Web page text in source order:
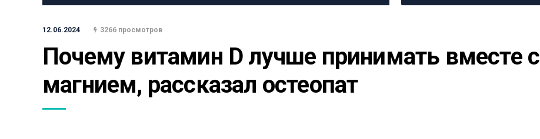
12.06.2024 3266 просмотров
Почему витамин D лучше принимать вместе с
магнием, рассказал остеопат